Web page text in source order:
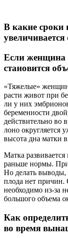
В какие сроки
Если женщина
становится
«Тяжелые»
расти живот при
ли у них
беременности
действительно во
лоно округляется
высота дна матки
Матка
раньше нормы.
Но делать выводы,
плода нет причин.
необходимо из-за
большого объема
Как
во время